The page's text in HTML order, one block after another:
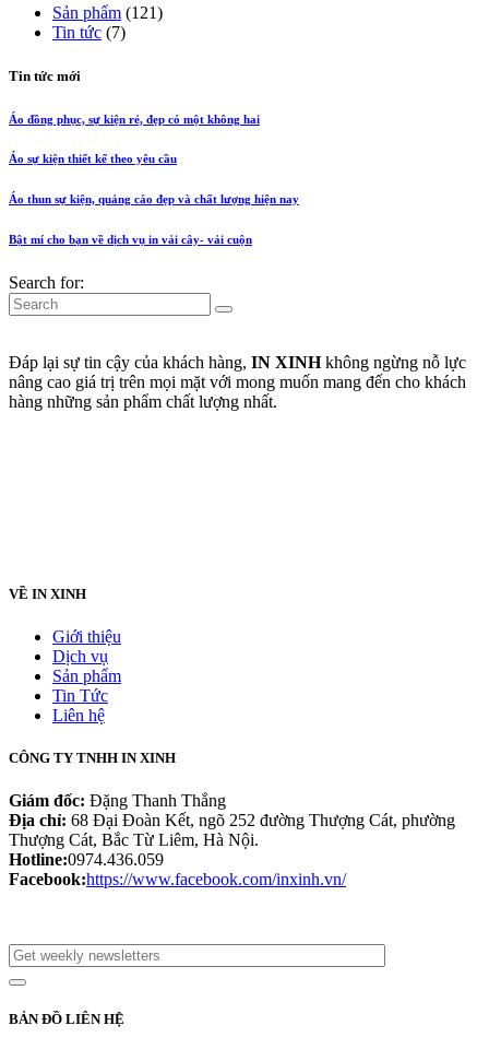
Sản phẩm (121)
Tin tức (7)
Tin tức mới
Áo đồng phục, sự kiện rẻ, đẹp có một không hai
Áo sự kiện thiết kế theo yêu cầu
Áo thun sự kiện, quảng cáo đẹp và chất lượng hiện nay
Bật mí cho bạn về dịch vụ in vải cây- vải cuộn
Search for:
Đáp lại sự tin cậy của khách hàng, IN XINHkhông ngừng nỗ lực
nâng cao giá trị trên mọi mặt với mong muốn mang đến cho khách
hàng những sản phẩm chất lượng nhất.
VỀ IN XINH
Giới thiệu
Dịch vụ
Sản phẩm
Tin Tức
Liên hệ
CÔNG TY TNHH IN XINH
Giám đốc: Đặng Thanh Thắng
Địa chỉ: 68 Đại Đoàn Kết, ngõ 252 đường Thượng Cát, phường
Thượng Cát, Bắc Từ Liêm, Hà Nội.
Hotline:0974.436.059
Facebook:https://www.facebook.com/inxinh.vn/
BẢN ĐỒ LIÊN HỆ